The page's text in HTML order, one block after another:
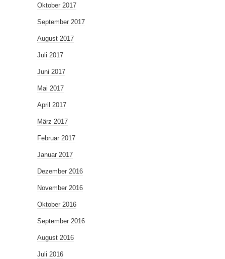
Oktober 2017
September 2017
August 2017
Juli 2017
Juni 2017
Mai 2017
April 2017
März 2017
Februar 2017
Januar 2017
Dezember 2016
November 2016
Oktober 2016
September 2016
August 2016
Juli 2016